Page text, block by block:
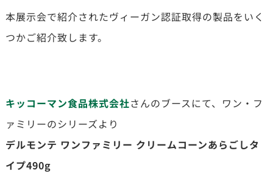
本展示会で紹介されたヴィーガン認証取得の製品をいく
つかご紹介致します。
キッコーマン食品株式会社さんのブースにて、ワン・フ
ァミリーのシリーズより
デルモンテ ワンファミリー クリームコーンあらごしタ
イプ490g